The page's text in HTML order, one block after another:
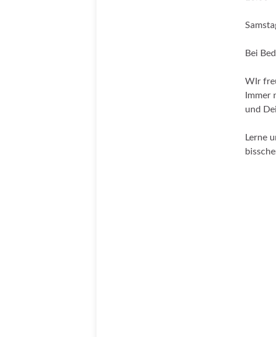
Bei
WIr
Immer
und
Lerne